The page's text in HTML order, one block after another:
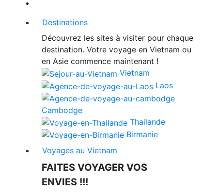
Destinations
Découvrez les sites à visiter pour chaque
destination. Votre voyage en Vietnam ou
en Asie commence maintenant !
Vietnam
Laos
Cambodge
Thailande
Birmanie
Voyages au Vietnam
FAITES VOYAGER VOS
ENVIES !!!